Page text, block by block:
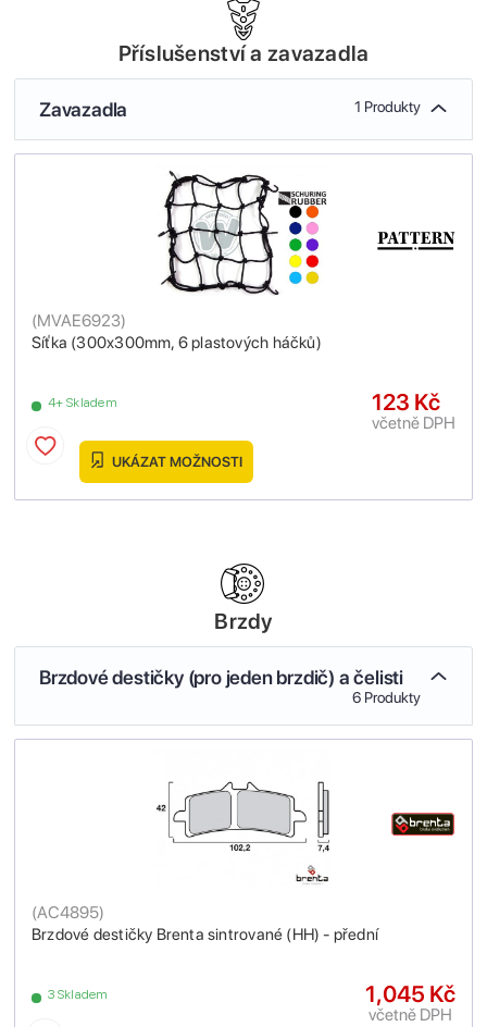
Příslušenství a zavazadla
Zavazadla 1 Produkty
Síťka (300x300mm, 6 plastových háčků)
(MVAE6923)
4+ Skladem 123 Kč
včetně DPH
UKÁZAT MOŽNOSTI
Brzdy
Brzdové destičky (pro jeden brzdič) a čelisti
6 Produkty
Brzdové destičky Brenta sintrované (HH) - přední
(AC4895)
3 Skladem 1,045 Kč
včetně DPH